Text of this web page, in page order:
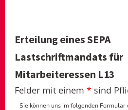
Erteilung eines SEPA
Lastschriftmandats für
Mitarbeiteressen L13
Felder mit einem * sind
Sie können uns im folgenden Formular